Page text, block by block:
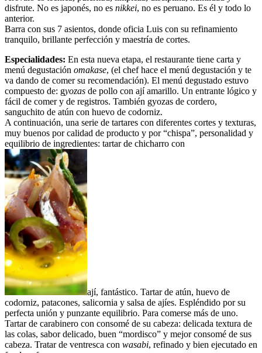
disfrute. No es japonés, no es nikkei, no es peruano. Es él y todo lo
anterior.
Barra con sus 7 asientos, donde oficia Luis con su refinamiento
tranquilo, brillante perfección y maestría de cortes.
Especialidades: En esta nueva etapa, el restaurante tiene carta y
menú degustación omakase, (el chef hace el menú degustación y te
va dando de comer su recomendación). El menú degustado estuvo
compuesto de: gyozas de pollo con ají amarillo. Un entrante lógico y
fácil de comer y de registros. También gyozas de cordero,
sanguchito de atún con huevo de codorniz.
A continuación, una serie de tartares con diferentes cortes y texturas,
muy buenos por calidad de producto y por “chispa”, personalidad y
equilibrio de ingredientes: tartar de chicharro con
ají, fantástico. Tartar de atún, huevo de
codorniz, patacones, salicornia y salsa de ajíes. Espléndido por su
perfecta unión y punzante equilibrio. Para comerse más de uno.
Tartar de carabinero con consomé de su cabeza: delicada textura de
las colas, sabor delicado, buen “mordisco” y mejor consomé de sus
cabeza. Tratar de ventresca con wasabi, refinado y bien ejecutado en